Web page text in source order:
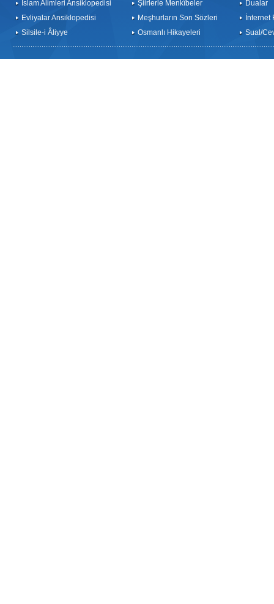
İslam Alimleri Ansiklopedisi
Evliyalar Ansiklopedisi
Silsile-i Âliyye
Şiirlerle Menkîbeler
Meşhurların Son Sözleri
Osmanlı Hikayeleri
Dualar
İnternet
Sual/